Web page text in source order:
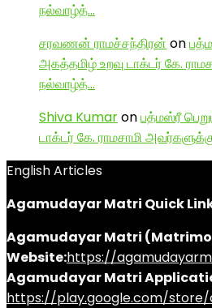
நல்வாழ்த்…
சரவணன் ராமச்சந்திரன் on
அகத்தமிழ் உறவு டாக்டர் கே.
நல்வாழ்த்…
Shiva Kumaronபத்மஸ்ரீ
டாக்டர் கே. ராமசாமி
English Articles
Agamudayar Matri Quick
Agamudayar Matri
Website:https://
Agamudayar Matri
https://play.google.com/